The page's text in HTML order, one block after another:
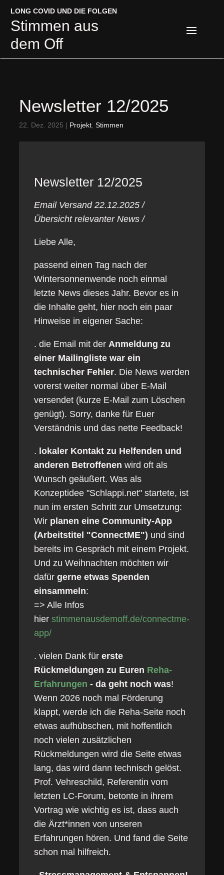
LONG COVID UND DIE FOLGEN
Stimmen aus
dem Off
LONG COVID UND DIE FOLGEN
Stimmen aus
dem Off
Newsletter 12/2025
22. Dez. 2025 | Projekt, Stimmen
Newsletter 12/2025
Email Versand 22.12.2025 /
Übersicht relevanter News /
Liebe Alle,
passend einen Tag nach der
Wintersonnenwende noch einmal
letzte News dieses Jahr. Bevor es in
die Inhalte geht, hier noch ein paar
Hinweise in eigener Sache:
. die Email mit der Anmeldung zu
einer Mailingliste war ein
technischer Fehler. Die News werden
vorerst weiter normal über E-Mail
versendet (kurze E-Mail zum Löschen
genügt). Sorry, danke für Euer
Verständnis und das nette Feedback!
. lokaler Kontakt zu Helfenden und
anderen Betroffenen wird oft als
Wunsch geäußert. Was als
Konzeptidee "Schlappi.net" startete, ist
nun im ersten Schritt zur Umsetzung:
Wir planen eine Community-App
(Arbeitstitel "ConnectME") und sind
bereits im Gespräch mit einem Projekt.
Und zu Weihnachten möchten wir
dafür gerne etwas Spenden
einsammeln:
=> Alle Infos
hier stimmenausdemoff.de/connectme-
app/
. vielen Dank für erste
Rückmeldungen zu Euren Reha-
Erfahrungen - da geht noch was!
Wenn 2026 noch mal Förderung
klappt, werde ich die Reha-Seite noch
etwas aufhübschen, mit hoffentlich
noch vielen zusätzlichen
Rückmeldungen wird die Seite etwas
lang, das wird dann technisch gelöst.
Prof. Vehreschild, Referentin vom
letzten LC-Forum, betonte in ihrem
Vortrag wie wichtig es ist, dass auch
die Ärzt*innen von unseren
Erfahrungen hören. Und fand die Seite
schon mal hilfreich.